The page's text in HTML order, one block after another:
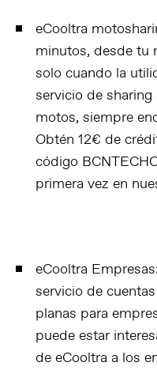
eCooltra
minutos, desde tu
solo cuando la
servicio de
motos, siempre
Obtén 12€ de
código
primera vez en
eCooltra Empresas:
servicio de
planas para
puede estar
de eCooltra a los